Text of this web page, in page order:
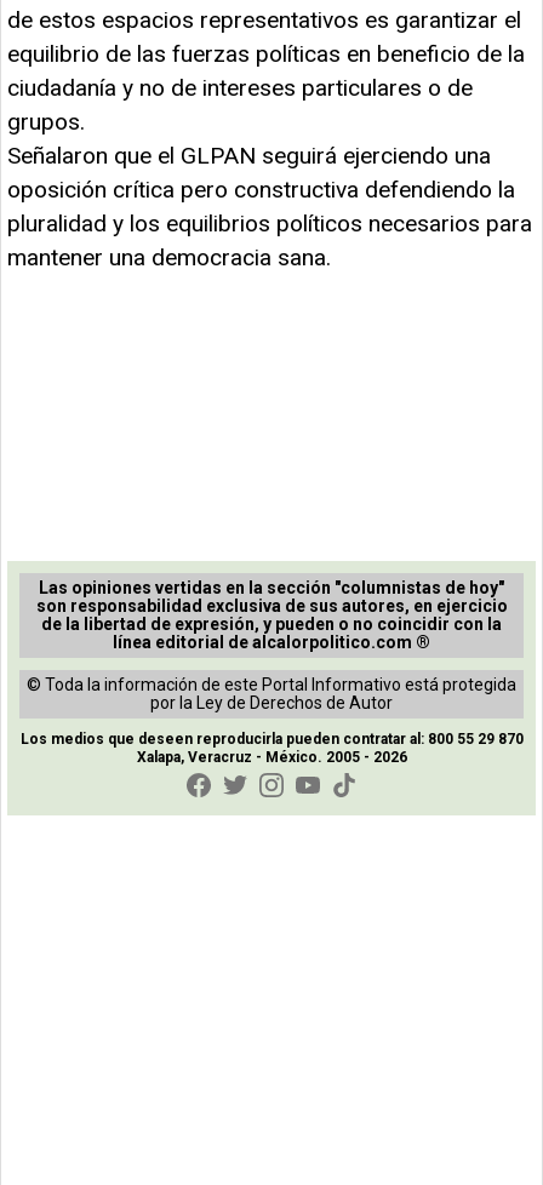
de estos espacios representativos es garantizar el
equilibrio de las fuerzas políticas en beneficio de la
ciudadanía y no de intereses particulares o de
grupos.
Señalaron que el GLPAN seguirá ejerciendo una
oposición crítica pero constructiva defendiendo la
pluralidad y los equilibrios políticos necesarios para
mantener una democracia sana.
Las opiniones vertidas en la sección "columnistas de hoy"
son responsabilidad exclusiva de sus autores, en ejercicio
de la libertad de expresión, y pueden o no coincidir con la
línea editorial de alcalorpolitico.com ®
© Toda la información de este Portal Informativo está protegida
por la Ley de Derechos de Autor
Los medios que deseen reproducirla pueden contratar al: 800 55 29 870
Xalapa, Veracruz - México. 2005 - 2026